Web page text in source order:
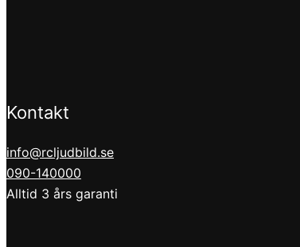
Kontakt
info@rcljudbild.se
090-140000
Alltid 3 års garanti